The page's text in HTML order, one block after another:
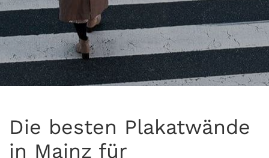
Die besten Plakatwände
in Mainz für